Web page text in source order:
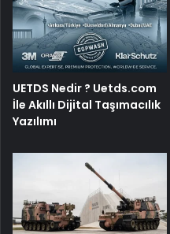
UETDS Nedir ? Uetds.com
İle Akıllı Dijital Taşımacılık
Yazılımı